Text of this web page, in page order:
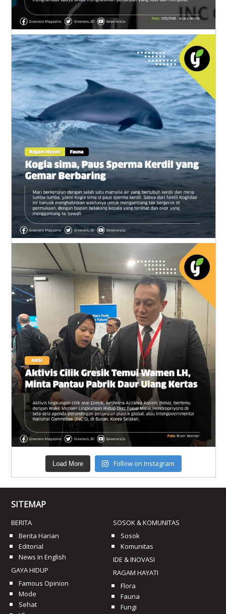
Load More Follow on Instagram
SITEMAP
BERITA
Berita Harian
Editorial
News In English
GAYA HIDUP
Famous Opinion
Mode
Sehat
SOSOK & KOMUNITAS
Sosok
Komunitas
IDE & INOVASI
RAGAM HAYATI
Flora
Fauna
Fungi